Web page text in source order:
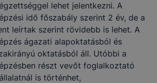
lehet jelentkezni. A
idő főszabály szerint 2 év, de a
leírtak szerint rövidebb is lehet. A
ágazati alapoktatásból és
oktatásból áll. Utóbbi a
részt vevőt foglalkoztató
is történhet,